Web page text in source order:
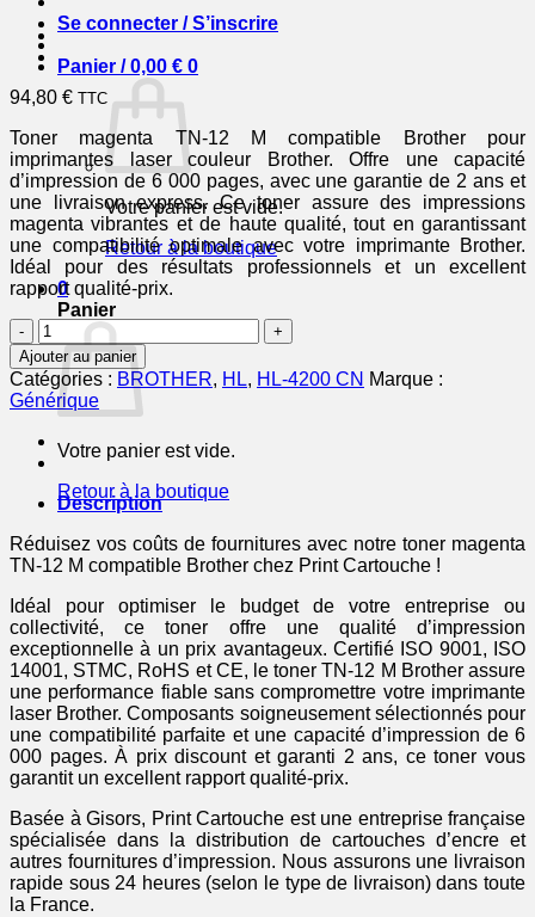
Se connecter / S’inscrire
Panier /0,00 € 0
Votre panier est vide.
Retour à la boutique
0
Panier
Votre panier est vide.
Retour à la boutique
94,80 € TTC
Toner magenta TN-12 M compatible Brother pour
imprimantes laser couleur Brother. Offre une capacité
d’impression de 6 000 pages, avec une garantie de 2 ans et
une livraison express. Ce toner assure des impressions
magenta vibrantes et de haute qualité, tout en garantissant
une compatibilité optimale avec votre imprimante Brother.
Idéal pour des résultats professionnels et un excellent
rapport qualité-prix.
quantité
de
TN12M
-
toner
compatible
Brother
magenta
Ajouter au panier
Catégories : BROTHER, HL, HL-4200 CN Marque :
Générique
Description
Réduisez vos coûts de fournitures avec notre toner magenta
TN-12 M compatible Brother chez Print Cartouche !
Idéal pour optimiser le budget de votre entreprise ou
collectivité, ce toner offre une qualité d’impression
exceptionnelle à un prix avantageux. Certifié ISO 9001, ISO
14001, STMC, RoHS et CE, le toner TN-12 M Brother assure
une performance fiable sans compromettre votre imprimante
laser Brother. Composants soigneusement sélectionnés pour
une compatibilité parfaite et une capacité d’impression de 6
000 pages. À prix discount et garanti 2 ans, ce toner vous
garantit un excellent rapport qualité-prix.
Basée à Gisors, Print Cartouche est une entreprise française
spécialisée dans la distribution de cartouches d’encre et
autres fournitures d’impression. Nous assurons une livraison
rapide sous 24 heures (selon le type de livraison) dans toute
la France.